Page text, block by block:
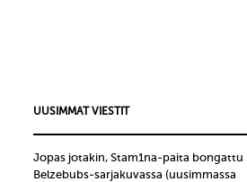
UUSIMMAT VIESTIT
Jopas jotakin, Stam1na-paita bongattu
Belzebubs-sarjakuvassa (uusimmassa